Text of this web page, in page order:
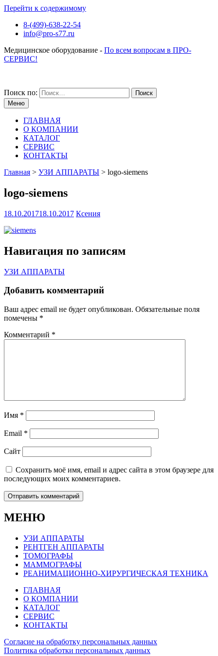
Перейти к содержимому
8-(499)-638-22-54
info@pro-s77.ru
Медицинское оборудование - По всем вопросам в ПРО-
СЕРВИС!
Поиск по:
Меню
ГЛАВНАЯ
О КОМПАНИИ
КАТАЛОГ
СЕРВИС
КОНТАКТЫ
Главная > УЗИ АППАРАТЫ > logo-siemens
logo-siemens
18.10.201718.10.2017 Ксения
Навигация по записям
УЗИ АППАРАТЫ
Добавить комментарий
Ваш адрес email не будет опубликован. Обязательные поля
помечены *
Комментарий *
Имя *
Email *
Сайт
Сохранить моё имя, email и адрес сайта в этом браузере для
последующих моих комментариев.
МЕНЮ
УЗИ АППАРАТЫ
РЕНТГЕН АППАРАТЫ
ТОМОГРАФЫ
МАММОГРАФЫ
РЕАНИМАЦИОННО-ХИРУРГИЧЕСКАЯ ТЕХНИКА
ГЛАВНАЯ
О КОМПАНИИ
КАТАЛОГ
СЕРВИС
КОНТАКТЫ
Согласие на обработку персональных данных
Политика обработки персональных данных